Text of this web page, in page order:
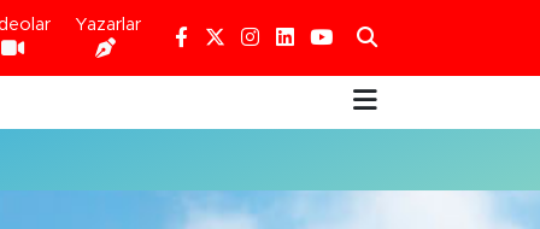
Yazarlar